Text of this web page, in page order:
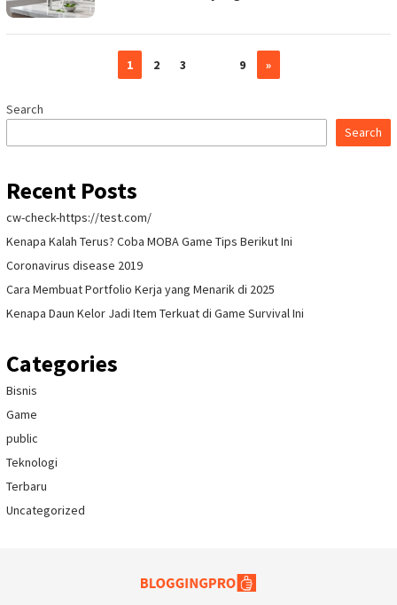
1 2 3 9 »
Search
Search
Recent Posts
cw-check-https://test.com/
Kenapa Kalah Terus? Coba MOBA Game Tips Berikut Ini
Coronavirus disease 2019
Cara Membuat Portfolio Kerja yang Menarik di 2025
Kenapa Daun Kelor Jadi Item Terkuat di Game Survival Ini
Categories
Bisnis
Game
public
Teknologi
Terbaru
Uncategorized